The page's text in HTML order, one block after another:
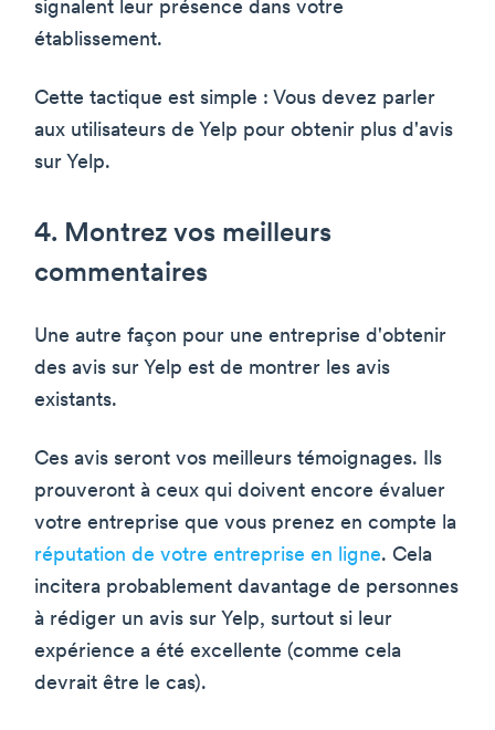
signalent leur présence dans votre
établissement.
Cette tactique est simple : Vous devez parler
aux utilisateurs de Yelp pour obtenir plus d'avis
sur Yelp.
4. Montrez vos meilleurs
commentaires
Une autre façon pour une entreprise d'obtenir
des avis sur Yelp est de montrer les avis
existants.
Ces avis seront vos meilleurs témoignages. Ils
prouveront à ceux qui doivent encore évaluer
votre entreprise que vous prenez en compte la
réputation de votre entreprise en ligne. Cela
incitera probablement davantage de personnes
à rédiger un avis sur Yelp, surtout si leur
expérience a été excellente (comme cela
devrait être le cas).